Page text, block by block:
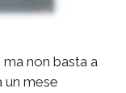
ma non basta a
un mese